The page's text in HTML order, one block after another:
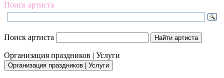
Поиск артиста
Поиск артиста
Организация праздников | Услуги
Организация праздников | Услуги